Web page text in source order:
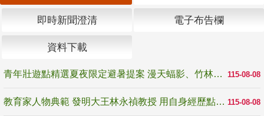
即時新聞澄清 電子布告欄
資料下載
115-08-08
青年壯遊點精選夏夜限定避暑提案 漫天蝠影、竹林尋蛙、茶香夜觀 邀青年暮色出發
115-08-08
教育家人物典範 發明大王林永禎教授 用自身經歷點亮學生的路